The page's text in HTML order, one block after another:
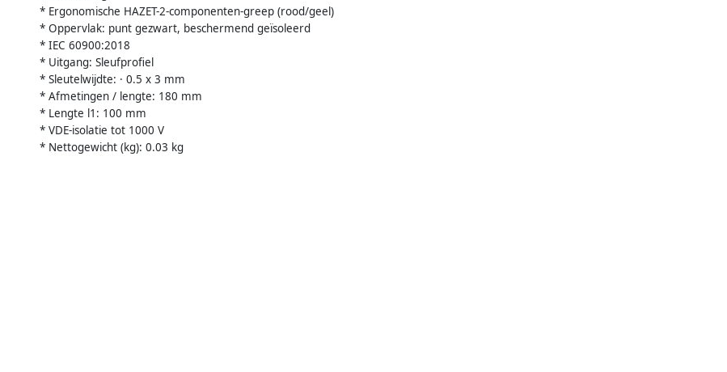
* Ergonomische HAZET-2-componenten-greep (rood/geel)
* Oppervlak: punt gezwart, beschermend geïsoleerd
* IEC 60900:2018
* Uitgang: Sleufprofiel
* Sleutelwijdte: · 0.5 x 3 mm
* Afmetingen / lengte: 180 mm
* Lengte l1: 100 mm
* VDE-isolatie tot 1000 V
* Nettogewicht (kg): 0.03 kg